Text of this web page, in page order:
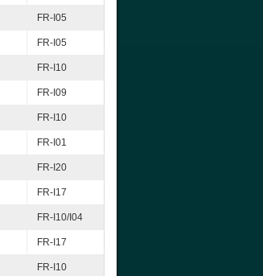
FR-I05
FR-I05
FR-I10
FR-I09
FR-I10
FR-I01
FR-I20
FR-I17
FR-I10/I04
FR-I17
FR-I10